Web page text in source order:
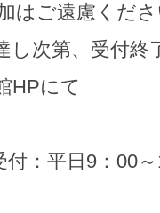
ご遠慮くださ
し次第、受付終
HPにて
：平日9：00